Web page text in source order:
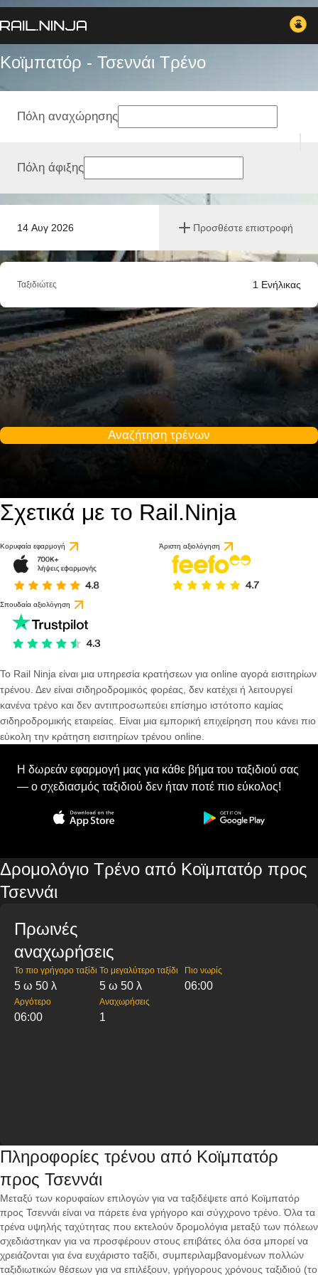
Κοϊμπατόρ - Τσεννάι Tρένο
14 Αυγ 2026 Προσθέστε επιστροφή
Πόλη αναχώρησης
Πόλη άφιξης
Ταξιδιώτες 1 Ενήλικας
Αναζήτηση τρένων
Σχετικά με το Rail.Ninja
Κορυφαία εφαρμογή Άριστη αξιολόγηση
Σπουδαία αξιολόγηση
Το Rail Ninja είναι μια υπηρεσία κρατήσεων για online αγορά εισιτηρίων
τρένου. Δεν είναι σιδηροδρομικός φορέας, δεν κατέχει ή λειτουργεί
κανένα τρένο και δεν αντιπροσωπεύει επίσημο ιστότοπο καμίας
σιδηροδρομικής εταιρείας. Είναι μια εμπορική επιχείρηση που κάνει πιο
εύκολη την κράτηση εισιτηρίων τρένου online.
Η δωρεάν εφαρμογή μας για κάθε βήμα του ταξιδιού σας
— ο σχεδιασμός ταξιδιού δεν ήταν ποτέ πιο εύκολος!
Δρομολόγιο Τρένο από Κοϊμπατόρ προς
Τσεννάι
Πρωινές
αναχωρήσεις
Το πιο γρήγορο ταξίδι
5 ω 50 λ
Το μεγαλύτερο ταξίδι
5 ω 50 λ
Πιο νωρίς
06:00
Αργότερο
06:00
Αναχωρήσεις
1
Πληροφορίες τρένου από Κοϊμπατόρ
προς Τσεννάι
Μεταξύ των κορυφαίων επιλογών για να ταξιδέψετε από Κοϊμπατόρ
προς Τσεννάι είναι να πάρετε ένα γρήγορο και σύγχρονο τρένο. Όλα τα
τρένα υψηλής ταχύτητας που εκτελούν δρομολόγια μεταξύ των πόλεων
σχεδιάστηκαν για να προσφέρουν στους επιβάτες όλα όσα μπορεί να
χρειάζονται για ένα ευχάριστο ταξίδι, συμπεριλαμβανομένων πολλών
ταξιδιωτικών θέσεων για να επιλέξουν, γρήγορους χρόνους ταξιδιού (το
5 / 10
βάσει 1 κριτικής